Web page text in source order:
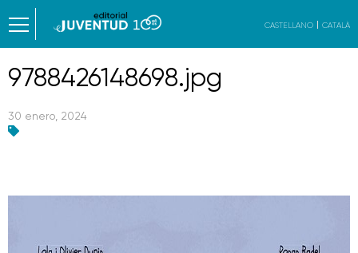
CASTELLANO CATALÀ
9788426148698.jpg
30 enero, 2024